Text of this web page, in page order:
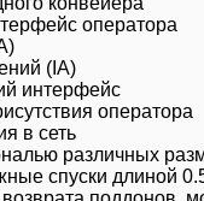
оператора
(IA)
интерфейс
оператора
в сеть
различных
спуски длиной